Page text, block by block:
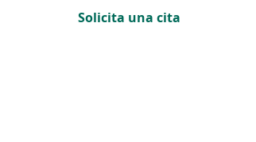
Solicita una cita